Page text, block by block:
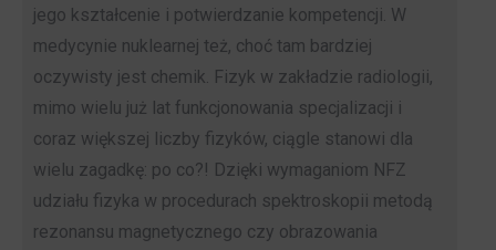
jego kształcenie i potwierdzanie kompetencji. W
medycynie nuklearnej też, choć tam bardziej
oczywisty jest chemik. Fizyk w zakładzie radiologii,
mimo wielu już lat funkcjonowania specjalizacji i
coraz większej liczby fizyków, ciągle stanowi dla
wielu zagadkę: po co?! Dzięki wymaganiom NFZ
udziału fizyka w procedurach spektroskopii metodą
rezonansu magnetycznego czy obrazowania